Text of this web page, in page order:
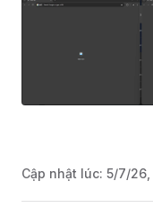
Cập nhật lúc: 5/7/26,